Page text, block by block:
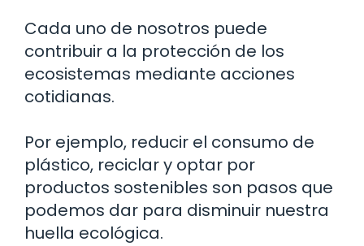
Cada uno de nosotros puede
contribuir a la protección de los
ecosistemas mediante acciones
cotidianas.
Por ejemplo, reducir el consumo de
plástico, reciclar y optar por
productos sostenibles son pasos que
podemos dar para disminuir nuestra
huella ecológica.